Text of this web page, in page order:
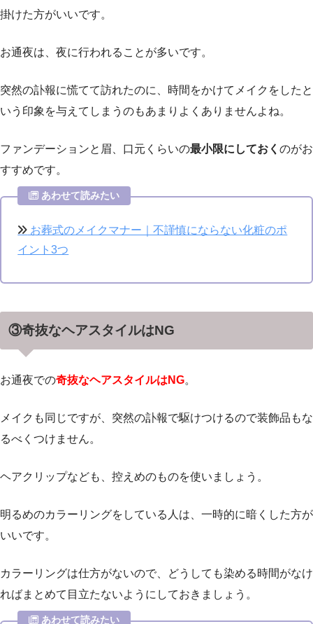
掛けた方がいいです。
お通夜は、夜に行われることが多いです。
突然の訃報に慌てて訪れたのに、時間をかけてメイクをしたと
いう印象を与えてしまうのもあまりよくありませんよね。
ファンデーションと眉、口元くらいの最小限にしておく のがお
すすめです。
あわせて読みたい
お葬式のメイクマナー｜不謹慎にならない化粧のポ
イント3つ
③奇抜なヘアスタイルはNG
お通夜での奇抜なヘアスタイルはNG。
メイクも同じですが、突然の訃報で駆けつけるので装飾品もな
るべくつけません。
ヘアクリップなども、控えめのものを使いましょう。
明るめのカラーリングをしている人は、一時的に暗くした方が
いいです。
カラーリングは仕方がないので、どうしても染める時間がなけ
ればまとめて目立たないようにしておきましょう。
あわせて読みたい